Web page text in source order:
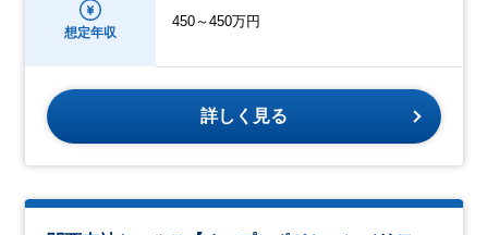
想定年収
450～450万円
詳しく見る